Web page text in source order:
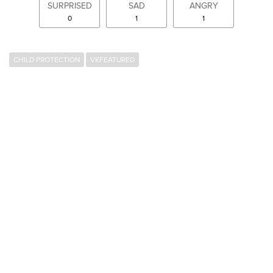
SURPRISED
0
SAD
1
ANGRY
1
CHILD PROTECTION VKFEATURED